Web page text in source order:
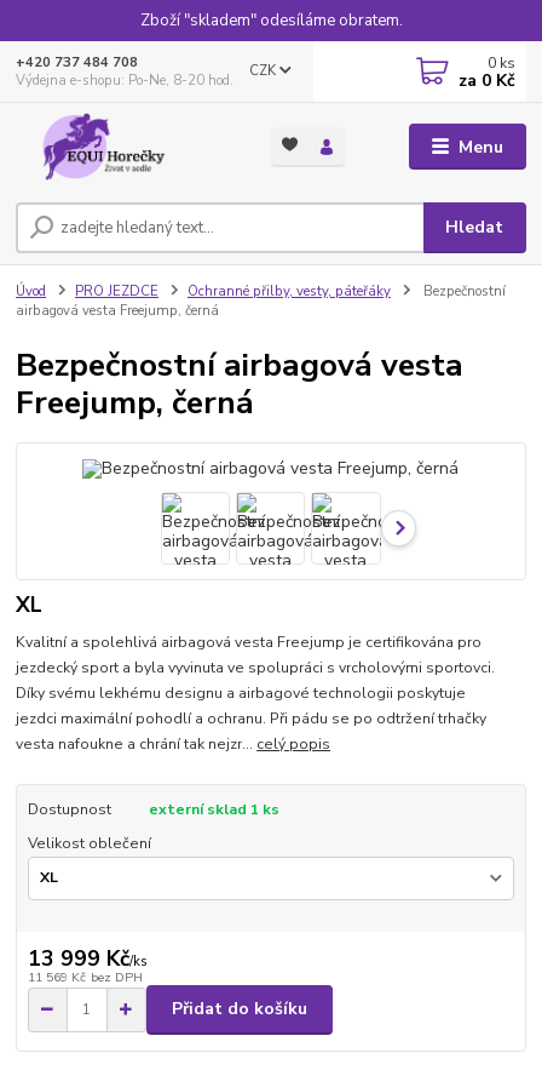
Zboží "skladem" odesíláme obratem.
Menu
CZK
Hledat
+420 737 484 708
Výdejna e-shopu: Po-Ne, 8-20 hod.
0 ks
za 0 Kč
Úvod PRO JEZDCE Ochranné přilby, vesty, páteřáky
Bezpečnostní
airbagová vesta Freejump, černá
Bezpečnostní airbagová vesta
Freejump, černá
XL
Kvalitní a spolehlivá airbagová vesta Freejump je certifikována pro
jezdecký sport a byla vyvinuta ve spolupráci s vrcholovými sportovci.
Díky svému lekhému designu a airbagové technologii poskytuje
jezdci maximální pohodlí a ochranu. Při pádu se po odtržení trhačky
vesta nafoukne a chrání tak nejzr... celý popis
Dostupnost
externí sklad 1 ks
Velikost oblečení
13 999 Kč/ks
11 569 Kč bez DPH
Přidat do košíku